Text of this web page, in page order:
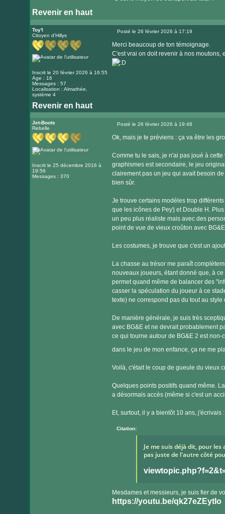
Revenir en haut
Toy'l
Citoyen d'Hillys
Inscrit le 20 février 2026 à 16:55
Age : 16
Messages : 57
Localisation : Almathée,
système 4
Posté le 26 février 2026 à 17:19
Merci beaucoup de ton témoignage.
C'est vrai on doit revenir à nos moutons,
Revenir en haut
Jet-Boots
Rebelle
Inscrit le 25 décembre 2016 à
19:56
Messages : 370
Posté le 26 février 2026 à 19:48
Ok, mais je te préviens : ça va être les
Comme tu le sais, je n'ai pas joué à
graphismes est secondaire, le jeu
clairement pas un jeu qui avait besoin
bien sûr.
Je trouve certains modèles trop
que les icônes de Pey'j et Double H.
un peu plus réaliste mais avec des
point de vue de vieux croûton avec
Les costumes, je trouve que c'est un
La chasse au trésor me paraît
nouveaux joueurs, étant donné que, à
permet quand même de balancer des
casser la spéculation du joueur à ce
texte) ne correspond pas du tout au style
De manière générale, je suis très
avec BG&E et ne devrait probablement
ce qui tourne autour de BG&E 2 est
dans le jeu de mon enfance, ça ne me
Voilà, c'était le coup de gueule du vieux
Quelques points positifs quand même.
a désormais accès (même si c'est un
Et, surtout, il y a bientôt 10 ans, j'écrivais :
Citation:
Je me suis déjà dit, pour
pas juste de l'autre côté
Mesdames et messieurs, je suis fier de
https://youtu.be/qk27eZEytIo